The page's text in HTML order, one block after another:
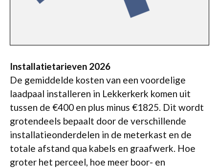
Installatietarieven 2026
De gemiddelde kosten van een voordelige
laadpaal installeren in Lekkerkerk komen uit
tussen de €400 en plus minus €1825. Dit wordt
grotendeels bepaalt door de verschillende
installatieonderdelen in de meterkast en de
totale afstand qua kabels en graafwerk. Hoe
groter het perceel, hoe meer boor- en